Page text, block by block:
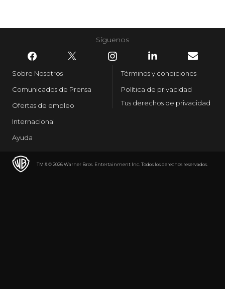
HBO Max
TM & © 2026 Warner Bros. Entertainment Inc. Todos los derechos reservados.
Síguenos
Sobre Nosotros
Comunicados de Prensa
Ofertas de empleo
Internacional
Ayuda
Términos y condiciones
Política de privacidad
Tus derechos de privacidad